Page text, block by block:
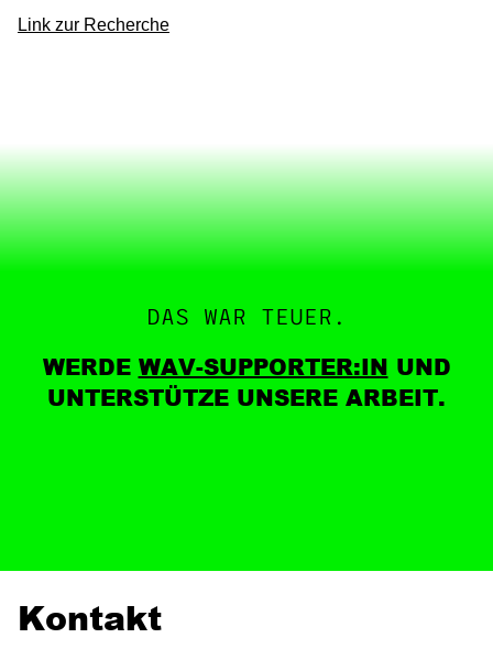
Link zur Recherche
DAS WAR TEUER.
WERDE WAV-SUPPORTER:IN UND
UNTERSTÜTZE UNSERE ARBEIT.
Kontakt